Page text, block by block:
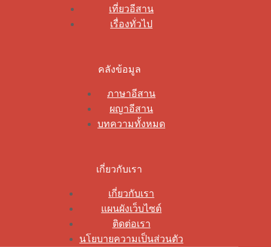
เที่ยวอีสาน
เรื่องทั่วไป
คลังข้อมูล
ภาษาอีสาน
ผญาอีสาน
บทความทั้งหมด
เกี่ยวกับเรา
เกี่ยวกับเรา
แผนผังเว็บไซต์
ติดต่อเรา
นโยบายความเป็นส่วนตัว